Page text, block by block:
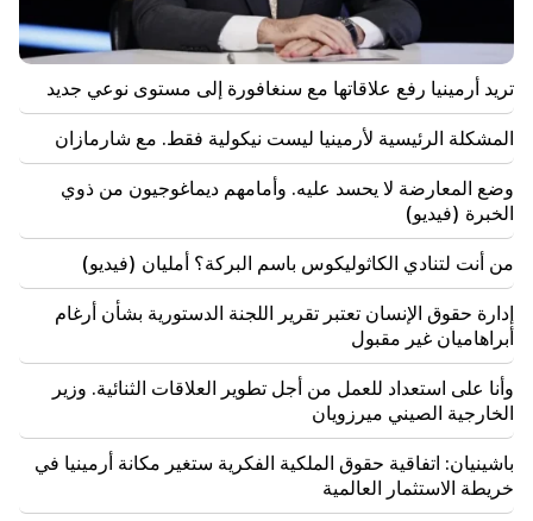
19:00
ومن أجل الانتقام، قاموا بتسليح أنفسهم ونصبوا كمينًا للمتجر
التابع للأخوة. تم منع الأعمال الانتقامية في اتشميادزين
18:34
تريد أرمينيا رفع علاقاتها مع سنغافورة إلى مستوى نوعي
جديد
18:00
سنقول وداعًا لدرجات الحرارة التي تزيد عن +35 درجة
مئوية لفترة طويلة. عزيزيان
17:34
سوف يتغير الطقس في أرمينيا بشكل كبير
17:00
رفعت الكنيسة الرسولية الأرمنية المقدسة دعوى قضائية
ضد لجنة إيرادات الدولة
16:34
تريد أرمينيا رفع علاقاتها مع سنغافورة إلى مستوى نوعي جديد
المشكلة الرئيسية لأرمينيا ليست نيكولية فقط. مع شارمازان
وضع المعارضة لا يحسد عليه. وأمامهم ديماغوجيون من ذوي
الخبرة (فيديو)
من أنت لتنادي الكاثوليكوس باسم البركة؟ أمليان (فيديو)
إدارة حقوق الإنسان تعتبر تقرير اللجنة الدستورية بشأن أرغام
أبراهاميان غير مقبول
وأنا على استعداد للعمل من أجل تطوير العلاقات الثنائية. وزير
الخارجية الصيني ميرزويان
باشينيان: اتفاقية حقوق الملكية الفكرية ستغير مكانة أرمينيا في
خريطة الاستثمار العالمية